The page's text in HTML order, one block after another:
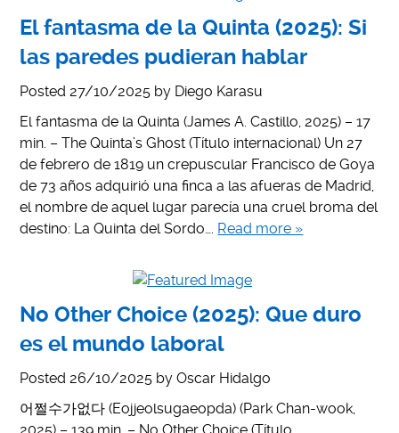
El fantasma de la Quinta (2025): Si
las paredes pudieran hablar
Posted 27/10/2025 by Diego Karasu
El fantasma de la Quinta (James A. Castillo, 2025) – 17
min. – The Quinta’s Ghost (Título internacional) Un 27
de febrero de 1819 un crepuscular Francisco de Goya
de 73 años adquirió una finca a las afueras de Madrid,
el nombre de aquel lugar parecía una cruel broma del
destino: La Quinta del Sordo…. Read more »
No Other Choice (2025): Que duro
es el mundo laboral
Posted 26/10/2025 byOscar Hidalgo
어쩔수가없다 (Eojjeolsugaeopda) (Park Chan-wook,
2025) – 139 min. – No Other Choice (Título